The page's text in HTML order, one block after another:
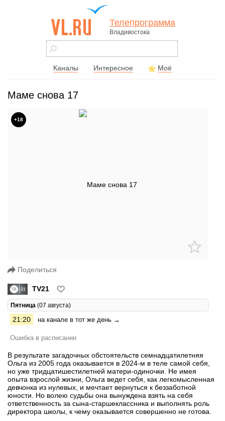
vl.ru - сайт
города
Телепрограмма
Владивостока
Каналы Интересное Моё
Маме снова 17
+18
Поделиться
TV21
Пятница (07 августа)
21:20 на канале в тот же день →
Ошибка в расписании
В результате загадочных обстоятельств семнадцатилетняя
Ольга из 2005 года оказывается в 2024-м в теле самой себя,
но уже тридцатишестилетней матери-одиночки. Не имея
опыта взрослой жизни, Ольга ведет себя, как легкомысленная
девчонка из нулевых, и мечтает вернуться к беззаботной
юности. Но волею судьбы она вынуждена взять на себя
ответственность за сына-старшеклассника и выполнять роль
директора школы, к чему оказывается совершенно не готова.